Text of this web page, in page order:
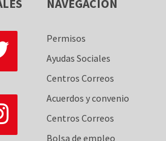
NAVEGACIÓN
Permisos
Ayudas Sociales
Centros Correos
Acuerdos y convenio
Centros Correos
Bolsa de empleo